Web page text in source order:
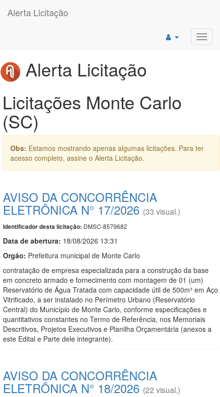
Alerta Licitação
Alerta Licitação
Licitações Monte Carlo
(SC)
Obs: Estamos mostrando apenas algumas licitações. Para ter
acesso completo, assine o Alerta Licitação.
AVISO DA CONCORRÊNCIA
ELETRÔNICA N° 17/2026 (33 visual.)
Identificador desta licitação: DMSC-8579682
Data de abertura: 18/08/2026 13:31
Orgão: Prefeitura municipal de Monte Carlo
contratação de empresa especializada para a construção da base
em concreto armado e fornecimento com montagem de 01 (um)
Reservatório de Água Tratada com capacidade útil de 500m³ em Aço
Vitrificado, a ser instalado no Perímetro Urbano (Reservatório
Central) do Município de Monte Carlo, conforme especificações e
quantitativos constantes no Termo de Referência, nos Memoriais
Descritivos, Projetos Executivos e Planilha Orçamentária (anexos a
este Edital e Parte dele integrante).
AVISO DA CONCORRÊNCIA
ELETRÔNICA N° 18/2026 (22 visual.)